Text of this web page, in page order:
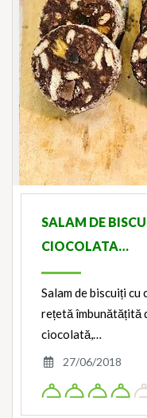
SALAM DE
CIOCOLATA…
Salam de biscuiți
rețetă îmbunătățită
ciocolată,…
27/06/2018